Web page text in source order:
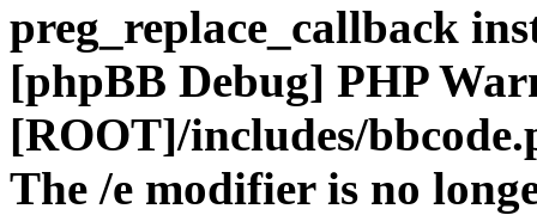
preg_replace_callback
[phpBB Debug] PHP
[ROOT]/includes/
The /e modifier is no